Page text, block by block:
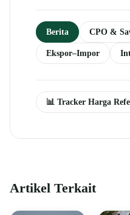
Berita CPO &
Ekspor–Impor
📊 Tracker Harga
Artikel Terkait